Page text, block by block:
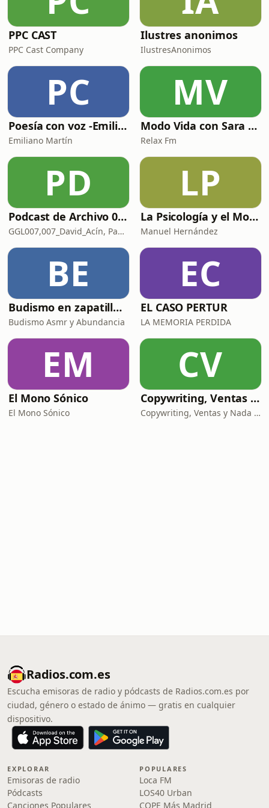
PPC CAST
PPC Cast Company
Ilustres anonimos
IlustresAnonimos
PC
Poesía con voz -Emiliano Martín- Podcasts
Emiliano Martín
MV
Modo Vida con Sara Manzaneque
Relax Fm
PD
Podcast de Archivo 007
GGL007,007_David_Acín, Pablo_Ortega, 58, AlbertoBond y Claalc
LP
La Psicología y el Modelo Parcuve®
Manuel Hernández
BE
Budismo en zapatillas, El budismo sin sermones
Budismo Asmr y Abundancia
EC
EL CASO PERTUR
LA MEMORIA PERDIDA
EM
El Mono Sónico
El Mono Sónico
CV
Copywriting, Ventas y Nada que perder
Copywriting, Ventas y Nada que Perder
Radios.com.es
Escucha emisoras de radio y pódcasts de Radios.com.es por
ciudad, género o estado de ánimo — gratis en cualquier
dispositivo.
EXPLORAR
Emisoras de radio
Pódcasts
Canciones Populares
POPULARES
Loca FM
LOS40 Urban
COPE Más Madrid